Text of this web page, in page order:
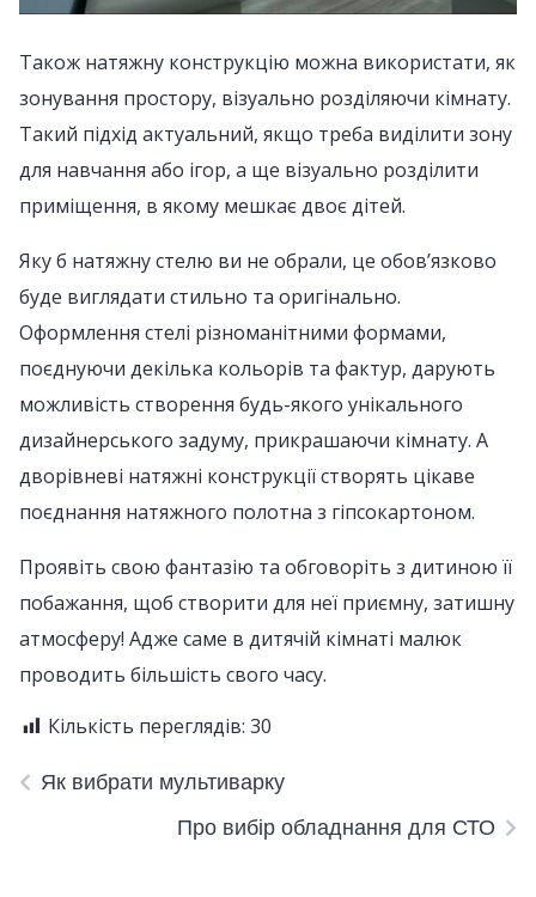
Також натяжну конструкцію можна використати, як
зонування простору, візуально розділяючи кімнату.
Такий підхід актуальний, якщо треба виділити зону
для навчання або ігор, а ще візуально розділити
приміщення, в якому мешкає двоє дітей.
Яку б натяжну стелю ви не обрали, це обов’язково
буде виглядати стильно та оригінально.
Оформлення стелі різноманітними формами,
поєднуючи декілька кольорів та фактур, дарують
можливість створення будь-якого унікального
дизайнерського задуму, прикрашаючи кімнату. А
дворівневі натяжні конструкції створять цікаве
поєднання натяжного полотна з гіпсокартоном.
Проявіть свою фантазію та обговоріть з дитиною її
побажання, щоб створити для неї приємну, затишну
атмосферу! Адже саме в дитячій кімнаті малюк
проводить більшість свого часу.
Кількість переглядів: 30
Як вибрати мультиварку
Про вибір обладнання для СТО